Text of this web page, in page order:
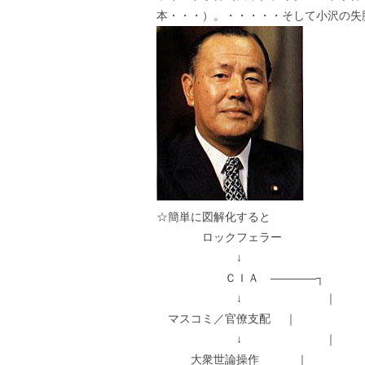
本・・・）。・・・・・そして小沢の失
☆簡単に図解化すると
ロックフェラー
↓
ＣＩＡ ――――┐
↓ ｜
マスコミ／官僚支配 ｜
↓
大衆世論操作 ｜